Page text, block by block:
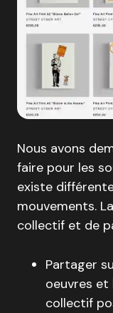
Nous avons
faire pour les
existe
mouvements.
collectif et de
Partager
oeuvres et
collectif